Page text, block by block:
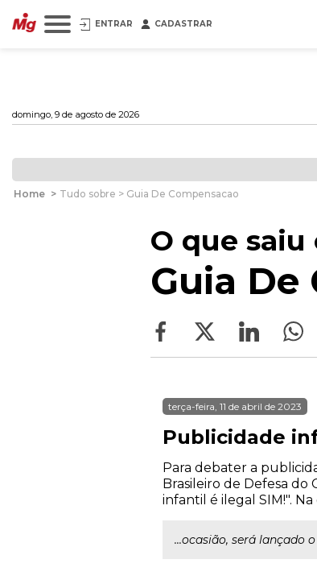
ENTRAR CADASTRAR
domingo, 9 de agosto de 2026
Home > Tudo sobre > Guia De Compensacao
O que
Guia De
terça-feira, 11 de abril de 2023
Publicidade
Para debater a
Brasileiro de Defesa do
infantil é ilegal SIM!".
...ocasião, será lançado o